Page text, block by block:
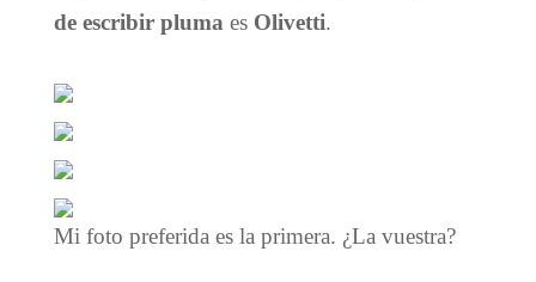
de escribir pluma es Olivetti.
Mi foto preferida es la primera. ¿La vuestra?